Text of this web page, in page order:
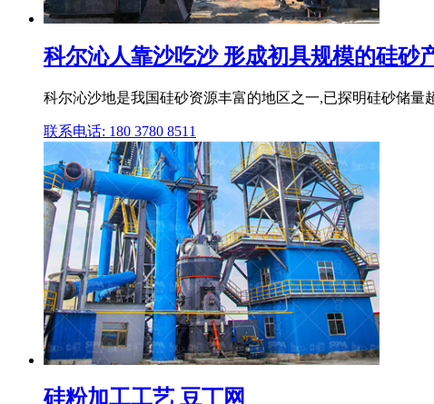
科尔沁人靠沙吃沙 形成初具规模的硅砂
科尔沁沙地是我国硅砂资源丰富的地区之一,已探明硅砂储
联系电话: 180 3780 8511
硅粉加工工艺 豆丁网